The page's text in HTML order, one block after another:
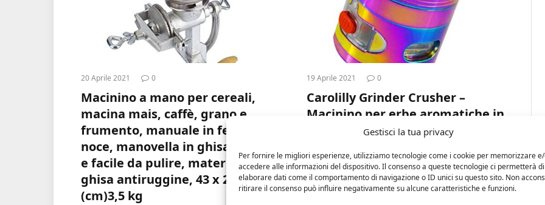
Gestisci la tua privacy
Per fornire le migliori esperienze, utilizziamo tecnologie come i cookie per memorizzare
accedere alle informazioni del dispositivo. Il consenso a queste tecnologie ci permetterà di
elaborare dati come il comportamento di navigazione o ID unici su questo sito. Non
ritirare il consenso può influire negativamente su alcune caratteristiche e funzioni.
20 Aprile 2021 0
Macinino a mano per cereali,
macina mais, caffè, grano e
frumento, manuale in ferro,
noce, manovella in ghisa, robusto
e facile da pulire, materiale in
ghisa antiruggine, 43 x 28 x 16 cm
(cm)3,5 kg
19 Aprile 2021 0
Carolilly Grinder Crusher –
Macinino per erbe aromatiche in
lega di zinco, 4 pezzi, con
a mano per erbe e spezie
(multicolore, 2,48 x 3,11 pollici)